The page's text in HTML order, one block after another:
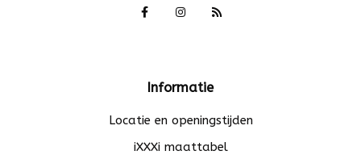
Informatie
Locatie en openingstijden
iXXXi maattabel